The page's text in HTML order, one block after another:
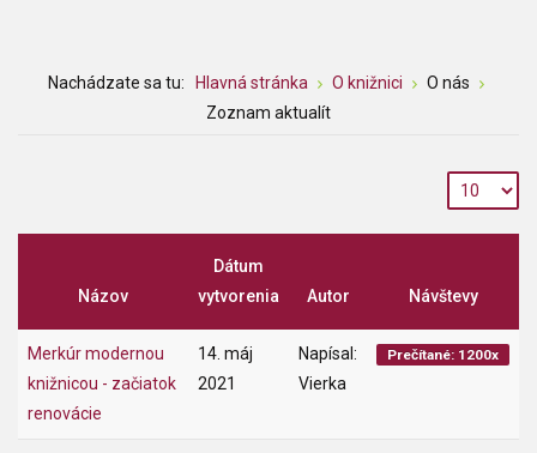
Nachádzate sa tu: Hlavná stránka O knižnici
O nás
Zoznam aktualít
Názov
Dátum
vytvorenia
Autor Návštevy
Merkúr modernou
knižnicou - začiatok
renovácie
14. máj
2021
Napísal:
Vierka
Prečítané: 1200x